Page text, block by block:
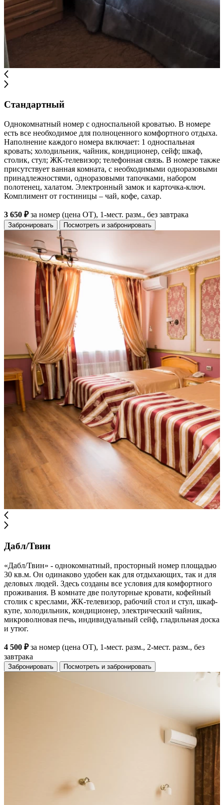
Стандартный
Однокомнатный номер с односпальной кроватью. В номере
есть все необходимое для полноценного комфортного отдыха.
Наполнение каждого номера включает: 1 односпальная
кровать; холодильник, чайник, кондиционер, сейф; шкаф,
столик, стул; ЖК-телевизор; телефонная связь. В номере также
присутствует ванная комната, с необходимыми одноразовыми
принадлежностями, одноразовыми тапочками, набором
полотенец, халатом. Электронный замок и карточка-ключ.
Комплимент от гостиницы – чай, кофе, сахар.
3 650 ₽за номер (цена ОТ), 1-мест. разм., без завтрака
Забронировать Посмотреть и забронировать
Дабл/Твин
«Дабл/Твин» - однокомнатный, просторный номер площадью
30 кв.м. Он одинаково удобен как для отдыхающих, так и для
деловых людей. Здесь созданы все условия для комфортного
проживания. В комнате две полуторные кровати, кофейный
столик с креслами, ЖК-телевизор, рабочий стол и стул, шкаф-
купе, холодильник, кондиционер, электрический чайник,
микроволновая печь, индивидуальный сейф, гладильная доска
и утюг.
4 500 ₽за номер (цена ОТ), 1-мест. разм., 2-мест. разм., без
завтрака
Забронировать Посмотреть и забронировать